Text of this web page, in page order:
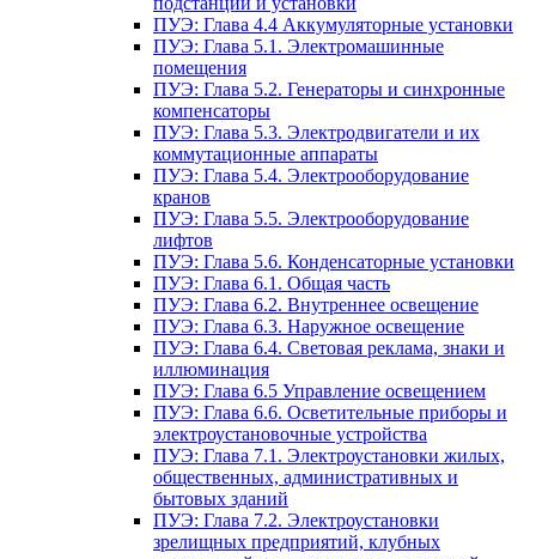
ПУЭ: Глава 4.4 Аккумуляторные установки
ПУЭ: Глава 5.1. Электромашинные
помещения
ПУЭ: Глава 5.2. Генераторы и синхронные
компенсаторы
ПУЭ: Глава 5.3. Электродвигатели и их
коммутационные аппараты
ПУЭ: Глава 5.4. Электрооборудование
кранов
ПУЭ: Глава 5.5. Электрооборудование
лифтов
ПУЭ: Глава 5.6. Конденсаторные установки
ПУЭ: Глава 6.1. Общая часть
ПУЭ: Глава 6.2. Внутреннее освещение
ПУЭ: Глава 6.3. Наружное освещение
ПУЭ: Глава 6.4. Световая реклама, знаки и
иллюминация
ПУЭ: Глава 6.5 Управление освещением
ПУЭ: Глава 6.6. Осветительные приборы и
электроустановочные устройства
ПУЭ: Глава 7.1. Электроустановки жилых,
общественных, административных и
бытовых зданий
ПУЭ: Глава 7.2. Электроустановки
зрелищных предприятий, клубных